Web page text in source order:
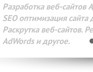
Разработка веб-сайтов
SEO оптимизация
Раскрутка веб-сайтов.
AdWords и другое.